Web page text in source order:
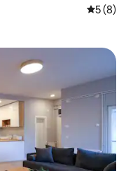
5 ud af 5
5 (8)